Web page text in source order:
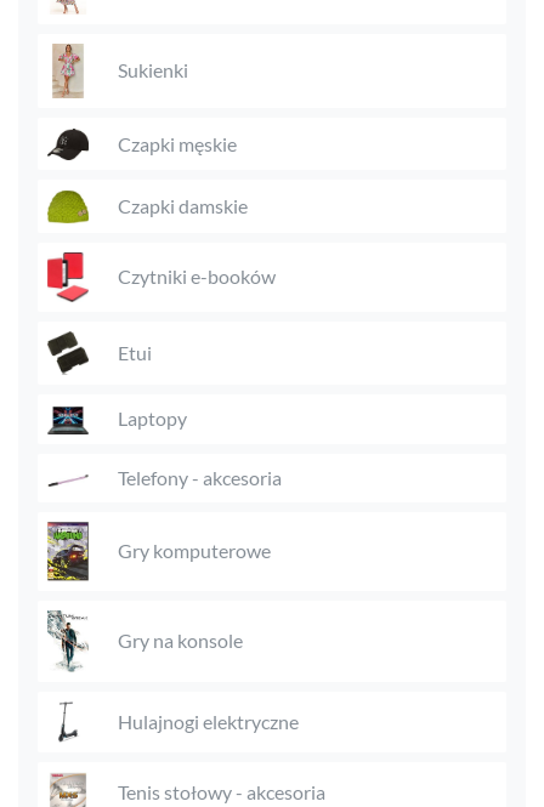
Sukienki
Czapki męskie
Czapki damskie
Czytniki e-booków
Etui
Laptopy
Telefony - akcesoria
Gry komputerowe
Gry na konsole
Hulajnogi elektryczne
Tenis stołowy - akcesoria